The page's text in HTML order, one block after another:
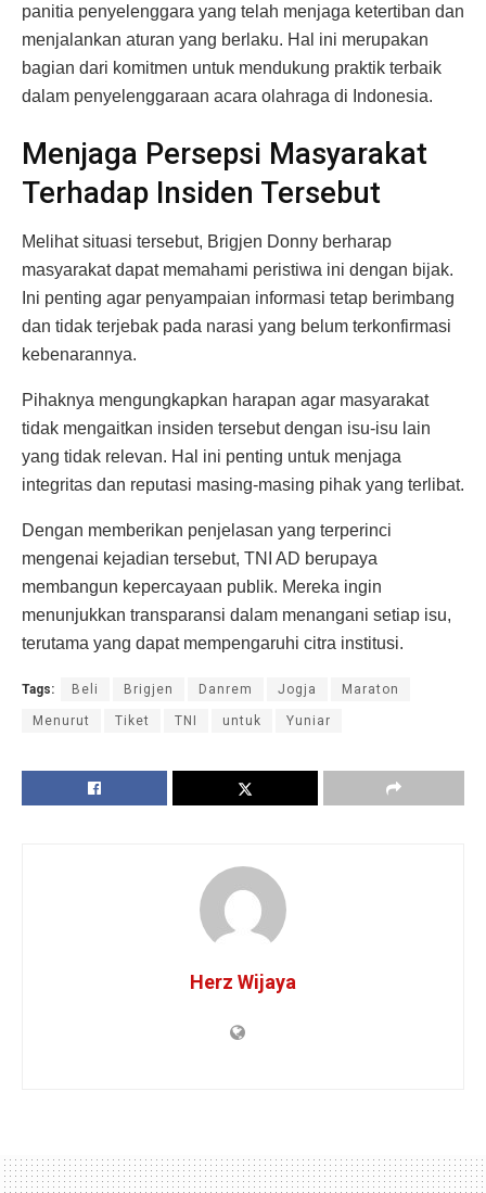
panitia penyelenggara yang telah menjaga ketertiban dan
menjalankan aturan yang berlaku. Hal ini merupakan
bagian dari komitmen untuk mendukung praktik terbaik
dalam penyelenggaraan acara olahraga di Indonesia.
Menjaga Persepsi Masyarakat
Terhadap Insiden Tersebut
Melihat situasi tersebut, Brigjen Donny berharap
masyarakat dapat memahami peristiwa ini dengan bijak.
Ini penting agar penyampaian informasi tetap berimbang
dan tidak terjebak pada narasi yang belum terkonfirmasi
kebenarannya.
Pihaknya mengungkapkan harapan agar masyarakat
tidak mengaitkan insiden tersebut dengan isu-isu lain
yang tidak relevan. Hal ini penting untuk menjaga
integritas dan reputasi masing-masing pihak yang terlibat.
Dengan memberikan penjelasan yang terperinci
mengenai kejadian tersebut, TNI AD berupaya
membangun kepercayaan publik. Mereka ingin
menunjukkan transparansi dalam menangani setiap isu,
terutama yang dapat mempengaruhi citra institusi.
Tags: Beli Brigjen Danrem Jogja Maraton
Menurut Tiket TNI untuk Yuniar
Herz Wijaya